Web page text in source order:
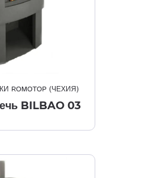
ROMOTOP (ЧЕХИЯ)
BILBAO 03